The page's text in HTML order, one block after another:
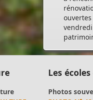
Les
Photos